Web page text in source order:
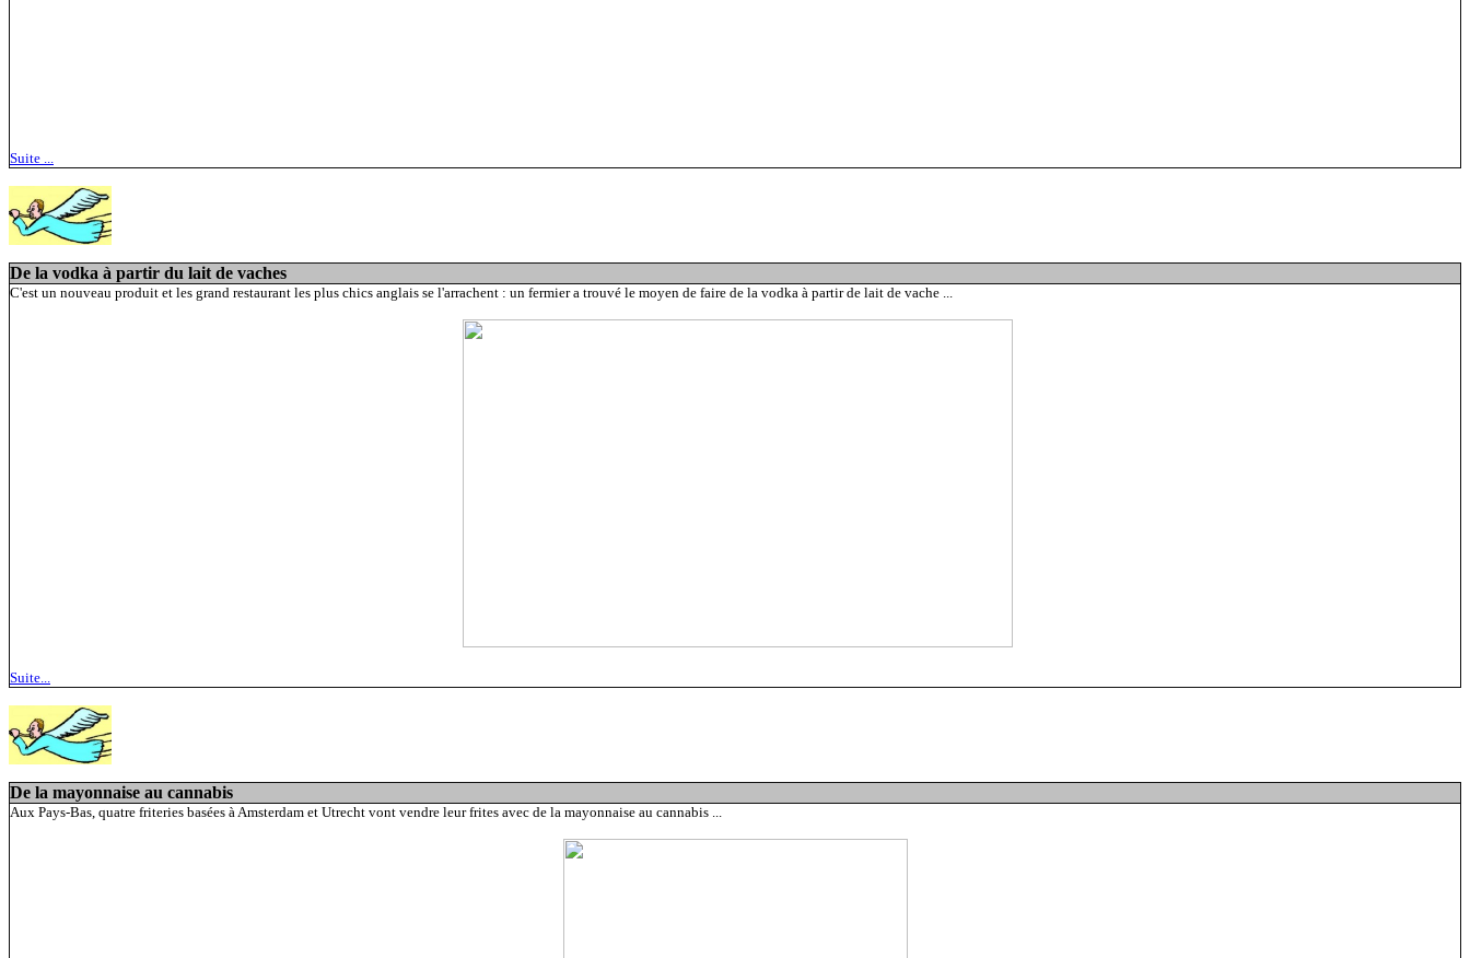
Suite ...
De la vodka à partir du lait de vaches
C'est un nouveau produit et les grand restaurant les plus chics anglais se l'arrachent : un fermier a trouvé le moyen de faire de la vodka à partir de lait de vache ...
Suite...
De la mayonnaise au cannabis
Aux Pays-Bas, quatre friteries basées à Amsterdam et Utrecht vont vendre leur frites avec de la mayonnaise au cannabis ...